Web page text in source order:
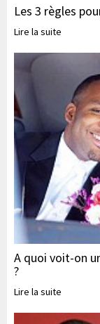
Les 3 règles
Lire la suite
A quoi voit-on
?
Lire la suite